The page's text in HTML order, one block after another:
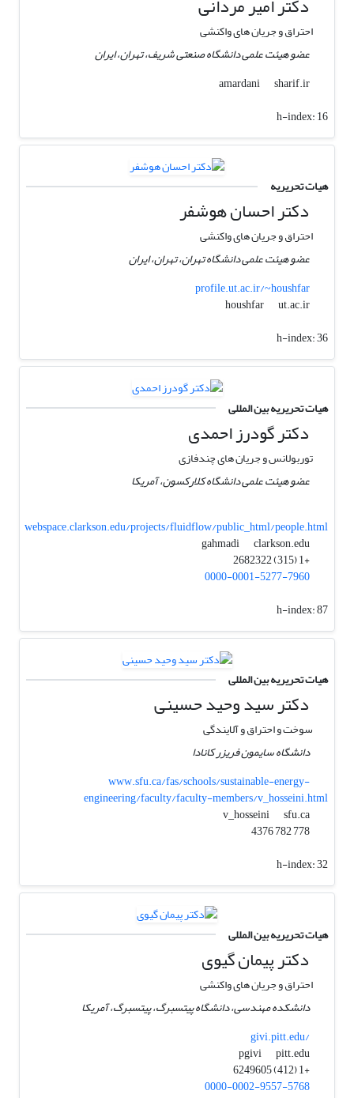
احتراق و جریان های واکنشی
عضو هیئت علمی دانشگاه صنعتی شریف، تهران، ایران
amardani
sharif.ir
h-index:16
هیات تحریریه
دکتر احسان هوشفر
احتراق و جریان های واکنشی
عضو هیئت علمی دانشگاه تهران، تهران، ایران
profile.ut.ac.ir/~houshfar
houshfar
ut.ac.ir
h-index:36
هیات تحریریه بین المللی
دکتر گودرز احمدی
توربولانس و جریان های چندفازی
عضو هیئت علمی دانشگاه کلارکسون، آمریکا
webspace.clarkson.edu/projects/fluidflow/public_html/people.html
gahmadi
clarkson.edu
+1 (315) 2682322
0000-0001-5277-7960
h-index:87
هیات تحریریه بین المللی
دکتر سید وحید حسینی
سوخت و احتراق و آلایندگی
دانشگاه سایمون فریزر کانادا
www.sfu.ca/fas/schools/sustainable-energy-
engineering/faculty/faculty-members/v_hosseini.html
v_hosseini
sfu.ca
778 782 4376
h-index:32
هیات تحریریه بین المللی
دکتر پیمان گیوی
احتراق و جریان های واکنشی
دانشکده مهندسی، دانشگاه پیتسبرگ، پیتسبرگ، آمریکا
givi.pitt.edu/
pgivi
pitt.edu
+1 (412) 6249605
0000-0002-9557-5768